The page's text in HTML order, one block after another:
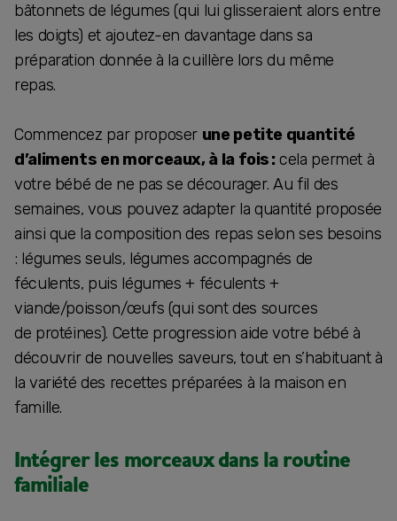
bâtonnets de légumes (qui lui glisseraient alors entre
les doigts) et ajoutez-en davantage dans sa
préparation donnée à la cuillère lors du même
repas.
Commencez par proposer une petite quantité
d’aliments en morceaux, à la fois : cela permet à
votre bébé de ne pas se décourager. Au fil des
semaines, vous pouvez adapter la quantité proposée
ainsi que la composition des repas selon ses besoins
: légumes seuls, légumes accompagnés de
féculents, puis légumes + féculents +
viande/poisson/œufs (qui sont des sources
de protéines). Cette progression aide votre bébé à
découvrir de nouvelles saveurs, tout en s’habituant à
la variété des recettes préparées à la maison en
famille.
Intégrer les morceaux dans la routine
familiale